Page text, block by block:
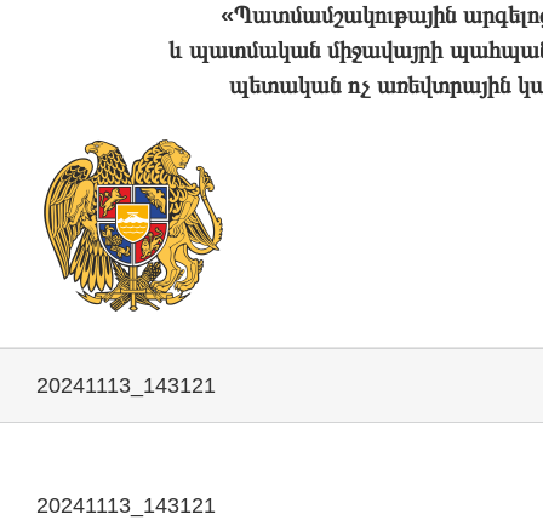
«Պատմամշակութային
և պատմական միջավայրի
պետական ոչ առեվտրային
20241113_143121
20241113_143121